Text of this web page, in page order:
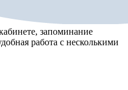
запоминание
работа с несколькими